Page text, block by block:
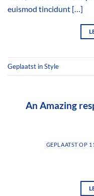
euismod tincidunt […]
Geplaatst inStyle
An Amazing
GEPLAATST OP